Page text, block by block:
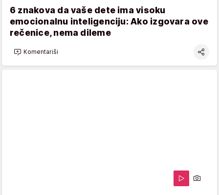
6 znakova da vaše dete ima visoku
emocionalnu inteligenciju: Ako izgovara ove
rečenice, nema dileme
Komentariši